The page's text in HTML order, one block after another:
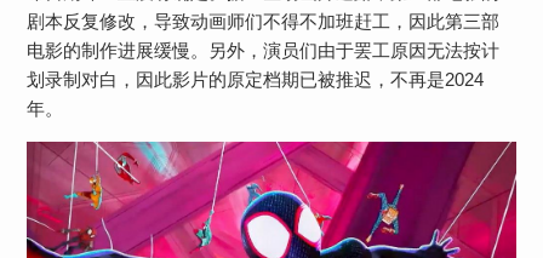
剧本反复修改，导致动画师们不得不加班赶工，因此第三部
电影的制作进展缓慢。另外，演员们由于罢工原因无法按计
划录制对白，因此影片的原定档期已被推迟，不再是2024
年。